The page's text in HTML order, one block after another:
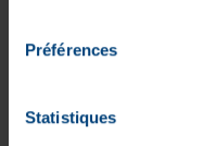
Préférences
Statistiques
Pas